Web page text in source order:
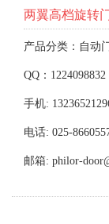
两翼高档旋转
产品分类：自动
QQ：1224098832
手机:
电话: 025-
邮箱: philor-